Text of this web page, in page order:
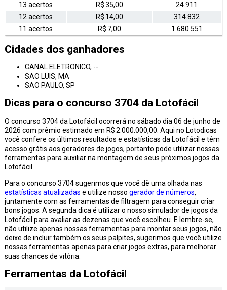
13 acertos
R$ 35,00
24.911
12 acertos
R$ 14,00
314.832
11 acertos
R$ 7,00 1.680.551
Cidades dos ganhadores
CANAL ELETRONICO, --
SAO LUIS, MA
SAO PAULO, SP
Dicas para o concurso 3704 da Lotofácil
O concurso 3704 da Lotofácil ocorrerá no sábado dia 06 de junho de
2026 com prêmio estimado em R$ 2.000.000,00. Aqui no Lotodicas
você confere os últimos resultados e estatísticas da Lotofácil e têm
acesso grátis aos geradores de jogos, portanto pode utilizar nossas
ferramentas para auxiliar na montagem de seus próximos jogos da
Lotofácil.
Para o concurso 3704 sugerimos que você dê uma olhada nas
estatísticas atualizadas e utilize nosso gerador de números,
juntamente com as ferramentas de filtragem para conseguir criar
bons jogos. A segunda dica é utilizar o nosso simulador de jogos da
Lotofácil para avaliar as dezenas que você escolheu. E lembre-se,
não utilize apenas nossas ferramentas para montar seus jogos, não
deixe de incluir também os seus palpites, sugerimos que você utilize
nossas ferramentas apenas para criar jogos extras, para melhorar
suas chances de vitória.
Ferramentas da Lotofácil